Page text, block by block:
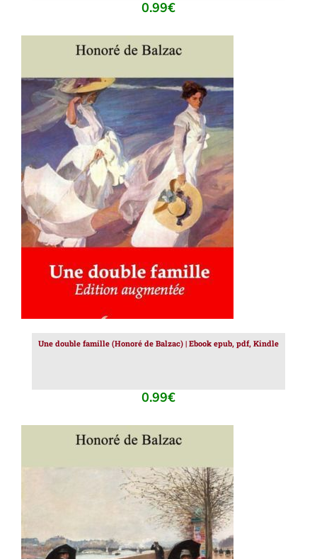
0.99€
AJOUTER AU PANIER / DÉTAILS
Une double famille (Honoré de Balzac) | Ebook epub, pdf, Kindle
0.99€